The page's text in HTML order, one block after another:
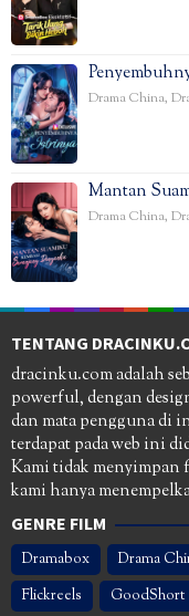
Drama China,
Mantan
Drama China,
TENTANG
dracinku.com adalah
powerful, dengan
dan mata pengguna di
terdapat pada web ini
Kami tidak menyimpan
kami hanya
GENRE FILM
Dramabox Drama
Flickreels
GoodShort